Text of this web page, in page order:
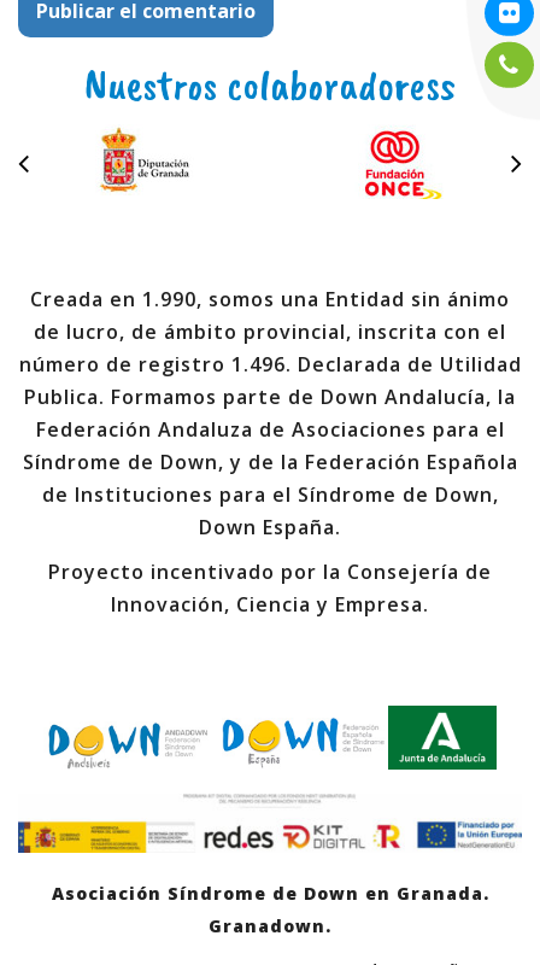
Nuestros colaboradoress
Creada en 1.990, somos una Entidad sin ánimo
de lucro, de ámbito provincial, inscrita con el
número de registro 1.496. Declarada de Utilidad
Publica. Formamos parte de Down Andalucía, la
Federación Andaluza de Asociaciones para el
Síndrome de Down, y de la Federación Española
de Instituciones para el Síndrome de Down,
Down España.
Proyecto incentivado por la Consejería de
Innovación, Ciencia y Empresa.
Asociación Síndrome de Down en Granada.
Granadown.